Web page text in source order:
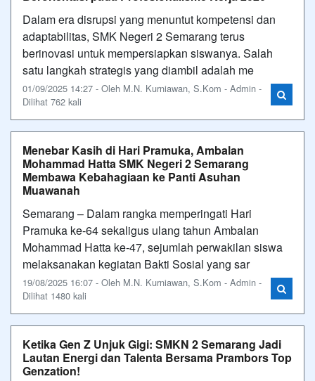
Dalam era disrupsi yang menuntut kompetensi dan
adaptabilitas, SMK Negeri 2 Semarang terus
berinovasi untuk mempersiapkan siswanya. Salah
satu langkah strategis yang diambil adalah me
01/09/2025 14:27 - Oleh M.N. Kurniawan, S.Kom - Admin -
Dilihat 762 kali
Menebar Kasih di Hari Pramuka, Ambalan
Mohammad Hatta SMK Negeri 2 Semarang
Membawa Kebahagiaan ke Panti Asuhan
Muawanah
Semarang – Dalam rangka memperingati Hari
Pramuka ke-64 sekaligus ulang tahun Ambalan
Mohammad Hatta ke-47, sejumlah perwakilan siswa
melaksanakan kegiatan Bakti Sosial yang sar
19/08/2025 16:07 - Oleh M.N. Kurniawan, S.Kom - Admin -
Dilihat 1480 kali
Ketika Gen Z Unjuk Gigi: SMKN 2 Semarang Jadi
Lautan Energi dan Talenta Bersama Prambors Top
Genzation!